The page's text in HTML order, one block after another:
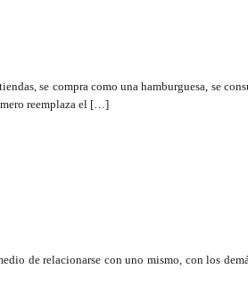
se compra como una hamburguesa, se
reemplaza el […]
de relacionarse con uno mismo, con los